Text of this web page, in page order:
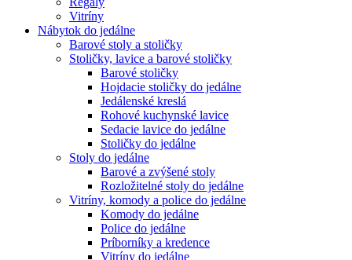
Vitríny
Nábytok do jedálne
Barové stoly a stoličky
Stoličky, lavice a barové stoličky
Barové stoličky
Hojdacie stoličky do jedálne
Jedálenské kreslá
Rohové kuchynské lavice
Sedacie lavice do jedálne
Stoličky do jedálne
Stoly do jedálne
Barové a zvýšené stoly
Rozložitelné stoly do jedálne
Vitríny, komody a police do jedálne
Komody do jedálne
Police do jedálne
Príborníky a kredence
Vitríny do jedálne